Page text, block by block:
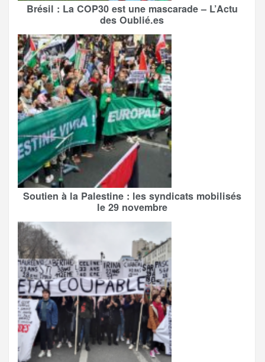
Brésil : La COP30 est une mascarade – L’Actu
des Oublié.es
Soutien à la Palestine : les syndicats mobilisés
le 29 novembre